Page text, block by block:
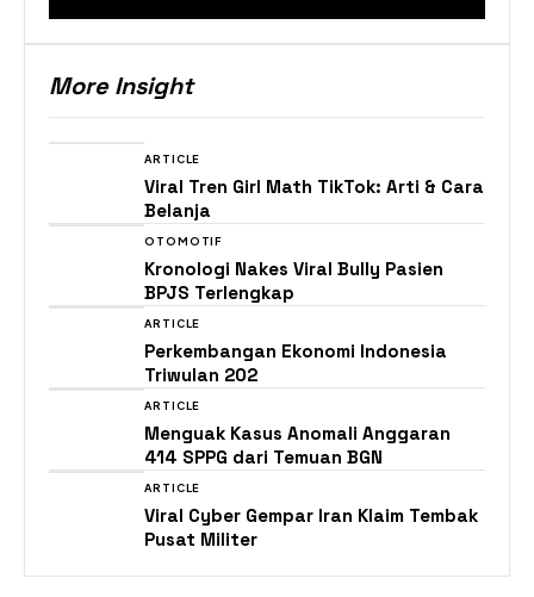
More Insight
ARTICLE
Viral Tren Girl Math TikTok: Arti & Cara
Belanja
OTOMOTIF
Kronologi Nakes Viral Bully Pasien
BPJS Terlengkap
ARTICLE
Perkembangan Ekonomi Indonesia
Triwulan 202
ARTICLE
Menguak Kasus Anomali Anggaran
414 SPPG dari Temuan BGN
ARTICLE
Viral Cyber Gempar Iran Klaim Tembak
Pusat Militer